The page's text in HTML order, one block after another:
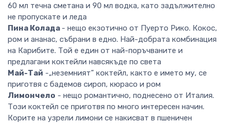
60 мл течна сметана и 90 мл водка, като задължително
не пропускате и леда
Пина Колада - нещо екзотично от Пуерто Рико. Кокос,
ром и ананас, събрани в едно. Най-добрата комбинация
на Карибите. Той е един от най-поръчваните и
предлагани коктейли навсякъде по света
Май-Тай -„неземният” коктейл, както е името му, се
приготвя с бадемов сироп, кюрасо и ром
Лимончело - нещо романтично, поднесено от Италия.
Този коктейл се приготвя по много интересен начин.
Корите на узрели лимони се накисват в пшеничен